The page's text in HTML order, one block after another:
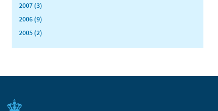
2007 (3)
2006 (9)
2005 (2)